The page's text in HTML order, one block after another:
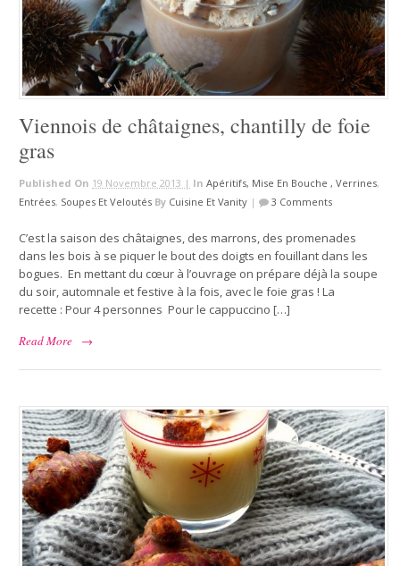
Viennois de châtaignes, chantilly de foie
gras
Published On 19 Novembre 2013 | In Apéritifs, Mise En Bouche , Verrines,
Entrées, Soupes Et Veloutés By Cuisine Et Vanity | 3 Comments
C’est la saison des châtaignes, des marrons, des promenades
dans les bois à se piquer le bout des doigts en fouillant dans les
bogues. En mettant du cœur à l’ouvrage on prépare déjà la soupe
du soir, automnale et festive à la fois, avec le foie gras ! La
recette : Pour 4 personnes Pour le cappuccino […]
Read More
→